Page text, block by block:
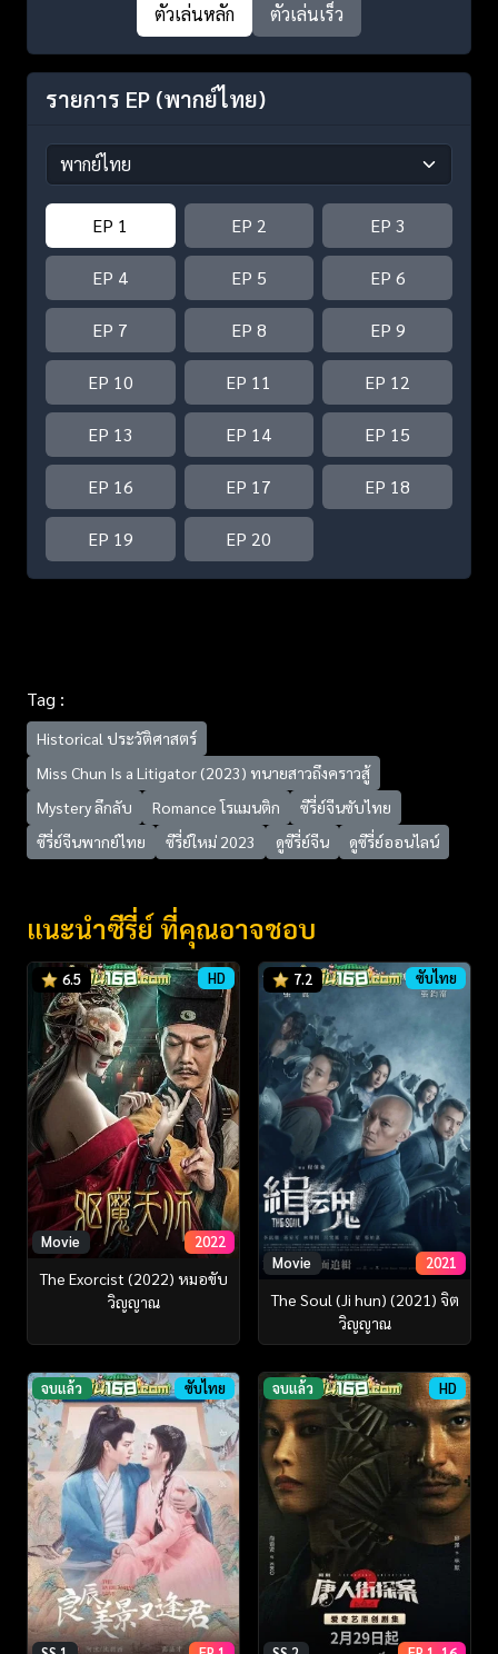
ตัวเล่นหลัก ตัวเล่นเร็ว
รายการ EP (พากย์ไทย)
EP 1 EP 2 EP 3
EP 4 EP 5 EP 6
EP 7 EP 8 EP 9
EP 10 EP 11 EP 12
EP 13 EP 14 EP 15
EP 16 EP 17 EP 18
EP 19 EP 20
Tag :
Historical ประวัติศาสตร์
Miss Chun Is a Litigator (2023) ทนายสาวถึงคราวสู้
Mystery ลึกลับ
Romance โรแมนติก
ซีรี่ย์จีนซับไทย
ซีรี่ย์จีนพากย์ไทย
ซีรี่ย์ใหม่ 2023 ดูซีรี่ย์จีน ดูซีรี่ย์ออนไลน์
แนะนำซีรี่ย์ ที่คุณอาจชอบ
6.5 HD
Movie 2022
The Exorcist (2022) หมอขับ
วิญญาณ
7.2 ซับไทย
Movie 2021
The Soul (Ji hun) (2021) จิต
วิญญาณ
จบแล้ว ซับไทย จบแล้ว HD